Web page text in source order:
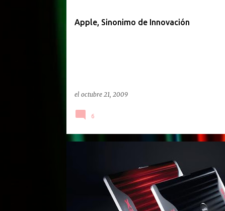
Apple, Sinonimo de Innovación
el octubre 21, 2009
6